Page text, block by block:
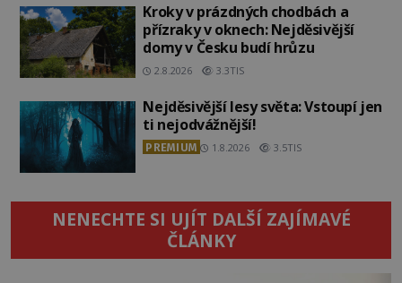
Kroky v prázdných chodbách a
přízraky v oknech: Nejděsivější
domy v Česku budí hrůzu
2.8.2026 3.3TIS
Nejděsivější lesy světa: Vstoupí jen
ti nejodvážnější!
PREMIUM 1.8.2026 3.5TIS
NENECHTE SI UJÍT DALŠÍ ZAJÍMAVÉ
ČLÁNKY